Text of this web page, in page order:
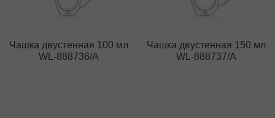
Чашка двустенная 100 мл
WL‑888736/A
Чашка двустенная 150 мл
WL‑888737/A